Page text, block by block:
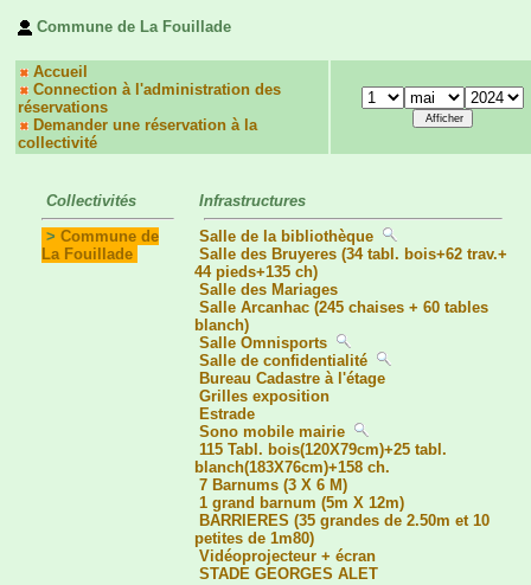
Commune de La Fouillade
Accueil
Connection à l'administration des
réservations
Demander une réservation à la
collectivité
Collectivités
> Commune de
La Fouillade
Infrastructures
Salle de la bibliothèque
Salle des Bruyeres (34 tabl. bois+62 trav.+
44 pieds+135 ch)
Salle des Mariages
Salle Arcanhac (245 chaises + 60 tables
blanch)
Salle Omnisports
Salle de confidentialité
Bureau Cadastre à l'étage
Grilles exposition
Estrade
Sono mobile mairie
115 Tabl. bois(120X79cm)+25 tabl.
blanch(183X76cm)+158 ch.
7 Barnums (3 X 6 M)
1 grand barnum (5m X 12m)
BARRIERES (35 grandes de 2.50m et 10
petites de 1m80)
Vidéoprojecteur + écran
STADE GEORGES ALET